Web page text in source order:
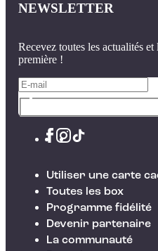
NEWSLETTER
Recevez toutes les actualités
première !
Utiliser une carte
Toutes les box
Programme fidélité
Devenir partenaire
La communauté